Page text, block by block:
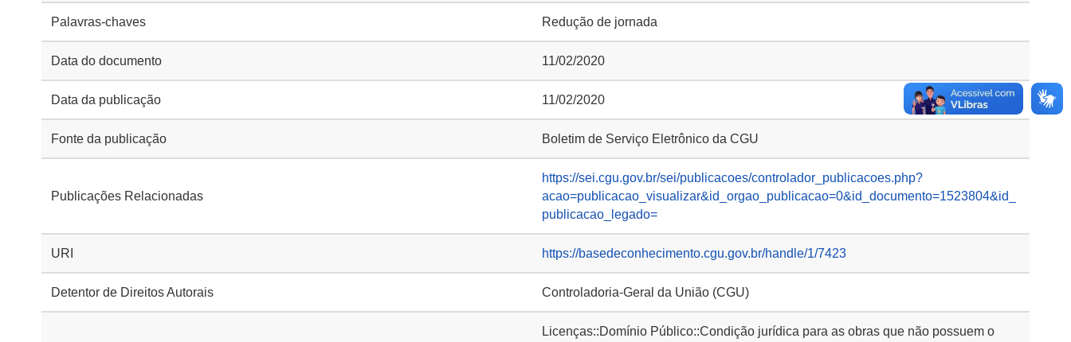
Palavras-chaves Redução de jornada
Data do documento 11/02/2020
Data da publicação 11/02/2020
Fonte da publicação Boletim de Serviço Eletrônico da CGU
Publicações Relacionadas
https://sei.cgu.gov.br/sei/publicacoes/controlador_publicacoes.php?
acao=publicacao_visualizar&id_orgao_publicacao=0&id_documento=1523804&id_
publicacao_legado=
URI https://basedeconhecimento.cgu.gov.br/handle/1/7423
Detentor de Direitos Autorais Controladoria-Geral da União (CGU)
Licenças::Domínio Público::Condição jurídica para as obras que não possuem o